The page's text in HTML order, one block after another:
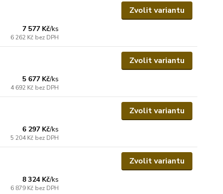
7 577 Kč/ks
6 262 Kč bez DPH
Zvolit variantu
5 677 Kč/ks
4 692 Kč bez DPH
Zvolit variantu
6 297 Kč/ks
5 204 Kč bez DPH
Zvolit variantu
8 324 Kč/ks
6 879 Kč bez DPH
Zvolit variantu